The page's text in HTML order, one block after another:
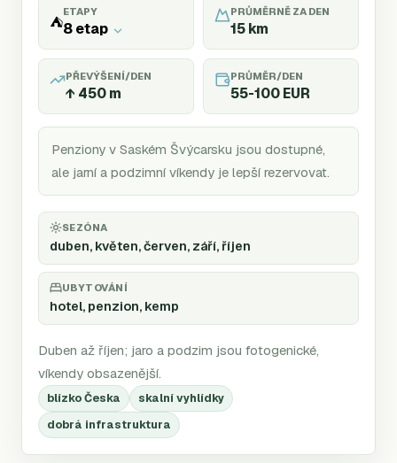
⛺
ETAPY
8 etap
PRŮMĚRNĚ ZA DEN
15 km
PŘEVÝŠENÍ/DEN
↑ 450 m
PRŮMĚR/DEN
55-100 EUR
Penziony v Saském Švýcarsku jsou dostupné,
ale jarní a podzimní víkendy je lepší rezervovat.
SEZÓNA
duben, květen, červen, září, říjen
UBYTOVÁNÍ
hotel, penzion, kemp
Duben až říjen; jaro a podzim jsou fotogenické,
víkendy obsazenější.
blízko Česka
skalní vyhlídky
dobrá infrastruktura